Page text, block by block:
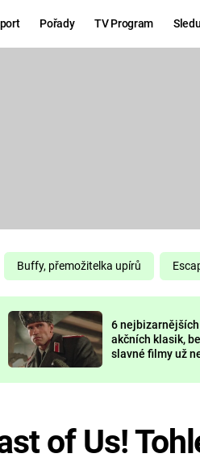
Pořady TV Program
DELIVERANCE
Buffy, přemožitelka upírů
6
akčních klasik,
slavné filmy už
of Us!